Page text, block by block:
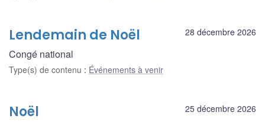
28 décembre 2026
Lendemain de Noël
Congé national
Type(s) de contenu : Événements à venir
25 décembre 2026
Noël